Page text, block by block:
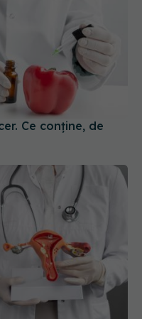
Ce conține, de